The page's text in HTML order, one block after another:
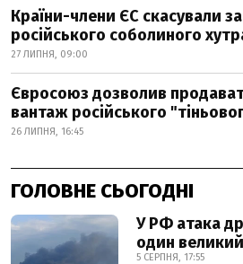
Країни-члени ЄС скасували
російського соболиного
27 ЛИПНЯ, 09:00
Євросоюз дозволив
вантаж російського
26 ЛИПНЯ, 16:45
ГОЛОВНЕ СЬОГОДНІ
У РФ атака
один
5 СЕРПНЯ, 17:55